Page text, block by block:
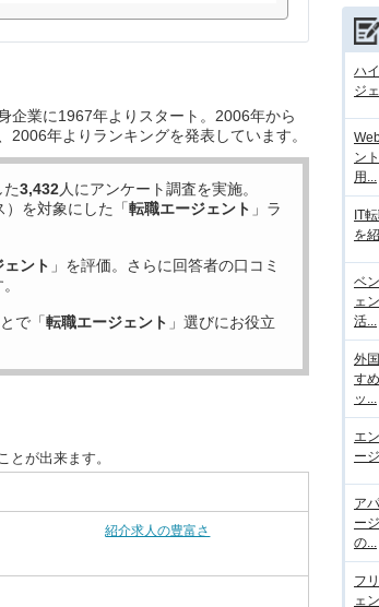
企業に1967年よりスタート。2006年から
年よりランキングを発表しています。
3,432人にアンケート調査を実施。
）を対象にした「転職エージェント 」ラ
ント 」を評価。さらに回答者の口コミ
で「転職エージェント 」選びにお役立
が出来ます。
紹介求人の豊富さ
ハ
ジ
ン
用...
IT
を
ベ
ェ
活...
外
す
ッ...
エ
ー
ア
ー
の...
フ
ェ